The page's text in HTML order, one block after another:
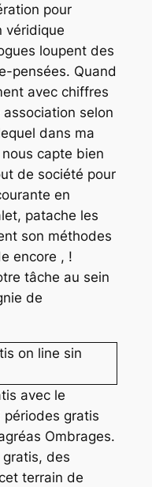
pour
véridique
loupent des
pensées. Quand
avec chiffres
selon
dans ma
capte bien
de société pour
en
patache les
son méthodes
encore , !
tâche au sein
de
avec le
périodes gratis
Ombrages.
des
terrain de